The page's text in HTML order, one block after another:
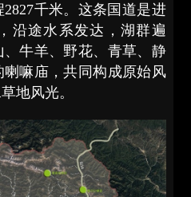
千米。这条国道是进
沿途水系发达，湖群遍
牛羊、野花、青草、静
嘛庙，共同构成原始风
地风光。